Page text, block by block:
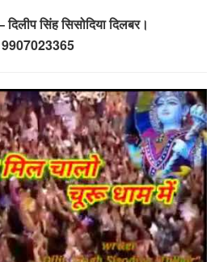
सिंह सिसोदिया दिलबर।
9907023365